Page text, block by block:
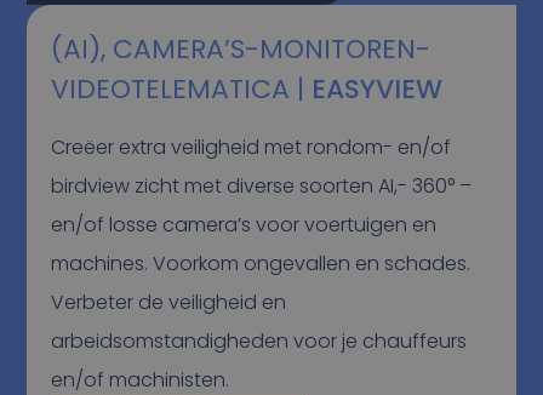
(AI), CAMERA’S-MONITOREN-
VIDEOTELEMATICA | EASYVIEW
Creëer extra veiligheid met rondom- en/of
birdview zicht met diverse soorten AI,- 360° –
en/of losse camera’s voor voertuigen en
machines. Voorkom ongevallen en schades.
Verbeter de veiligheid en
arbeidsomstandigheden voor je chauffeurs
en/of machinisten.